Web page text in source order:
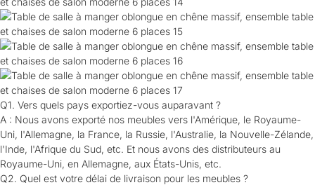
Q1. Vers quels pays exportiez-vous auparavant ?
A : Nous avons exporté nos meubles vers l'Amérique, le Royaume-
Uni, l'Allemagne, la France, la Russie, l'Australie, la Nouvelle-Zélande,
l'Inde, l'Afrique du Sud, etc. Et nous avons des distributeurs au
Royaume-Uni, en Allemagne, aux États-Unis, etc.
Q2. Quel est votre délai de livraison pour les meubles ?